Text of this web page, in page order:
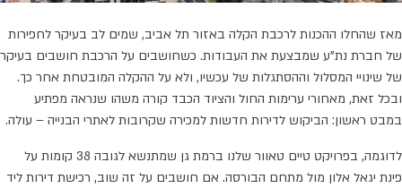
מאז שהחלו ההכנות לרכבת הקלה באזור תל אביב, שמים לב בעיקר לחפירות
של חברת נת"ע שמבצעת את העבודות. כשחושבים על הרכבת חושבים בעיקר
של שינויי המסלול וההסתגלות של עכשיו, ולא על ההקלה המובטחת אחר כך.
ובכל זאת, מאחורי ערימות החול והציוד הכבד קורה משהו שנראה מפתיע
במבט ראשון: הביקוש לדירות חדשות למכירה שקרובות לאתרי הבנייה – עולה.
לדוגמה, בפרויקט טיים טאוור שלנו ברמת גן שמתנשא לגובה 38 קומות על
פינת יגאל אלון מול מתחם הבורסה. אם חושבים על זה שוב, רכישת דירות ליד